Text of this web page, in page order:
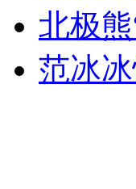
走！跟着总书记
消防员救轻生者
北极
范冰